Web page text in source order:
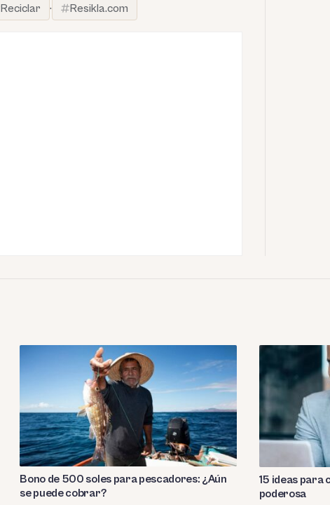
Reciclar · Resikla.com
Bono de 500 soles para pescadores: ¿Aún
se puede cobrar?
15 ideas para
poderosa